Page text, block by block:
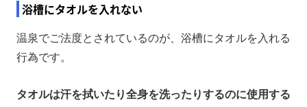
浴槽にタオルを入れない
温泉でご法度とされているのが、浴槽にタオルを入れる
行為です。
タオルは汗を拭いたり全身を洗ったりするのに使用する